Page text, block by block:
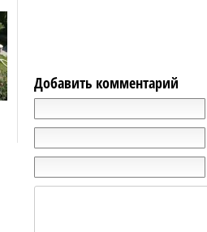
Добавить комментарий